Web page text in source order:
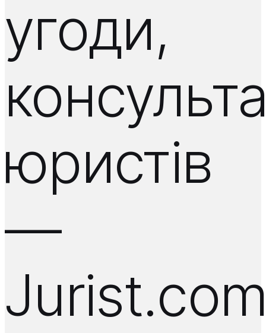
угоди,
юристів
—